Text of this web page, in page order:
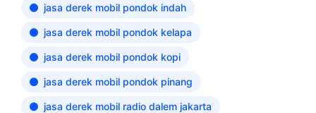
jasa derek mobil pondok indah
jasa derek mobil pondok kelapa
jasa derek mobil pondok kopi
jasa derek mobil pondok pinang
jasa derek mobil radio dalem jakarta